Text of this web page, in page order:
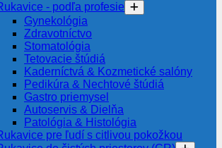
- podľa profesie
Gynekológia
Zdravotníctvo
Stomatológia
Tetovacie štúdiá
Kaderníctvá & Kozmetické salóny
Pedikúra & Nechtové štúdiá
Gastro priemysel
Autoservis & Dielňa
Patológia & Histológia
pre ľudí s citlivou pokožkou